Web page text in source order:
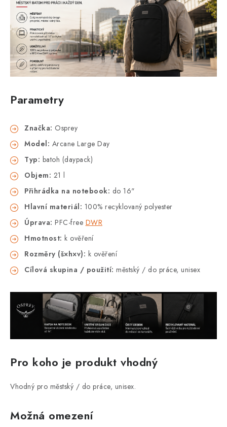
Parametry
Značka: Osprey
Model: Arcane Large Day
Typ: batoh (daypack)
Objem: 21 l
Přihrádka na notebook: do 16"
Hlavní materiál: 100% recyklovaný polyester
Úprava: PFC-free DWR
Hmotnost: k ověření
Rozměry (š×h×v): k ověření
Cílová skupina / použití: městský / do práce, unisex
Pro koho je produkt vhodný
Vhodný pro městský / do práce, unisex.
Možná omezení